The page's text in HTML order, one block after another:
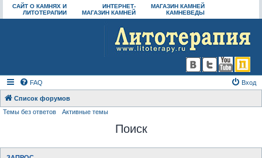
САЙТ О КАМНЯХ И
ЛИТОТЕРАПИИ
ИНТЕРНЕТ-
МАГАЗИН КАМНЕЙ
МАГАЗИН КАМНЕЙ
КАМНЕВЕДЫ
FAQ Вход
Список форумов
Темы без ответов
Активные темы
Поиск